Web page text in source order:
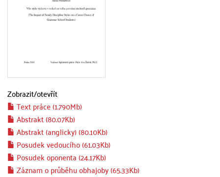
Zobrazit/otevřít
Text práce (1.790Mb)
Abstrakt (80.07Kb)
Abstrakt (anglicky) (80.10Kb)
Posudek vedoucího (61.03Kb)
Posudek oponenta (24.17Kb)
Záznam o průběhu obhajoby (65.33Kb)